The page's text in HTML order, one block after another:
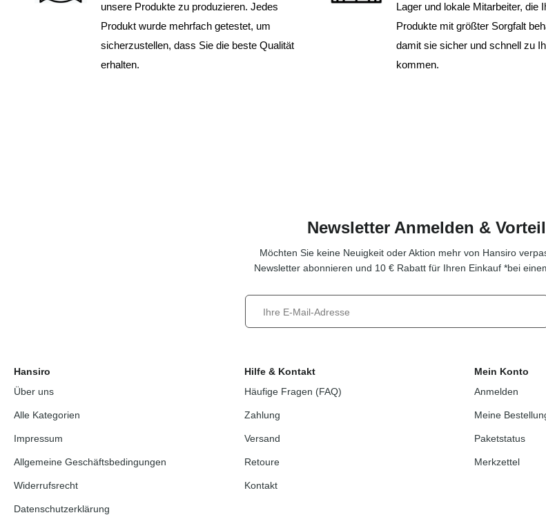
unsere Produkte zu produzieren. Jedes
Produkt wurde mehrfach getestet, um
sicherzustellen, dass Sie die beste Qualität
erhalten.
Lager und lokale Mitarbeiter, die
Produkte mit größter Sorgfalt
damit sie sicher und schnell zu
kommen.
Newsletter Anmelden &
Möchten Sie keine Neuigkeit oder Aktion mehr von Hansiro
Newsletter abonnieren und 10 € Rabatt für Ihren Einkauf *bei
Hansiro
Über uns
Alle Kategorien
Impressum
Allgemeine Geschäftsbedingungen
Widerrufsrecht
Datenschutzerklärung
Hilfe & Kontakt
Häufige Fragen (FAQ)
Zahlung
Versand
Retoure
Kontakt
Mein Konto
Anmelden
Meine
Paketstatus
Merkzettel